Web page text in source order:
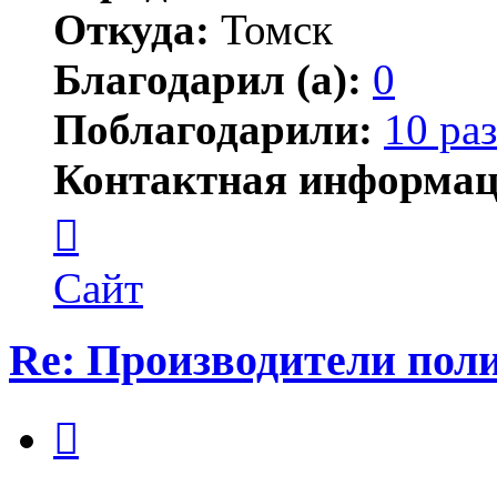
Откуда: Томск
Благодарил (а): 0
Поблагодарили: 10 раз
Контактная
пользователя
KazaK
Сайт
Re: Производители